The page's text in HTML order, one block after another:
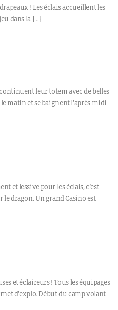
! Les éclais accueillent les
dans la […]
leur totem avec de belles
matin et se baignent l’après-midi
et lessive pour les éclais, c’est
le dragon. Un grand Casino est
et éclaireurs ! Tous les équipages
d’explo. Début du camp volant